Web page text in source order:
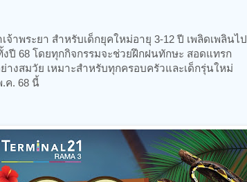
จ้าพระยา สำหรับเด็กยุคใหม่อายุ 3-12 ปี เพลิดเพลินไป
ปี 68 โดยทุกกิจกรรมจะช่วยฝึกฝนทักษะ สอดแทรก
งสมวัย เหมาะสำหรับทุกครอบครัวและเด็กรุ่นใหม่
.ค. 68 นี้